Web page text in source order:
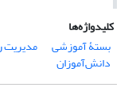
کلیدواژه‌ها
بستۀ آموزشی
مدیریت
دانش‌آموزان